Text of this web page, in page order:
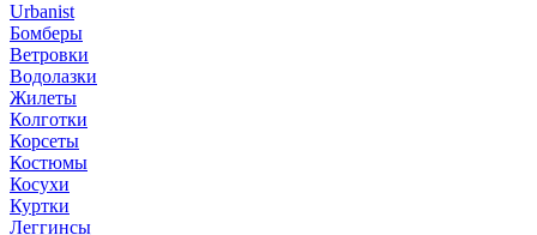
Urbanist
Бомберы
Ветровки
Водолазки
Жилеты
Колготки
Корсеты
Костюмы
Косухи
Куртки
Леггинсы